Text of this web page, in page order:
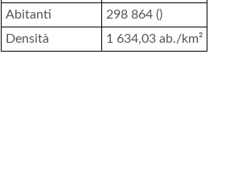
Abitanti
298 864 ()
Densità
1 634,03 ab./km²